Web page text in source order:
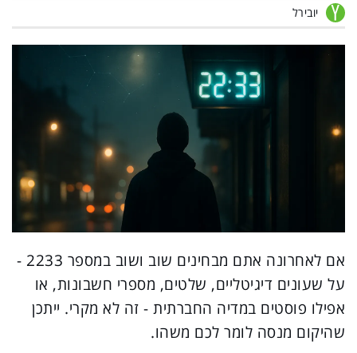
יובירל
אם לאחרונה אתם מבחינים שוב ושוב במספר 2233 -
על שעונים דיגיטליים, שלטים, מספרי חשבונות, או
אפילו פוסטים במדיה החברתית - זה לא מקרי. ייתכן
שהיקום מנסה לומר לכם משהו.